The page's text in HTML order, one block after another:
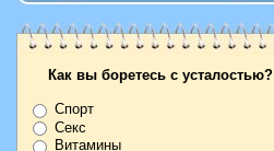
Как вы боретесь с усталостью?
Спорт
Секс
Витамины